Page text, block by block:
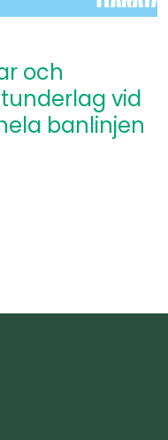
och
vid
banlinjen